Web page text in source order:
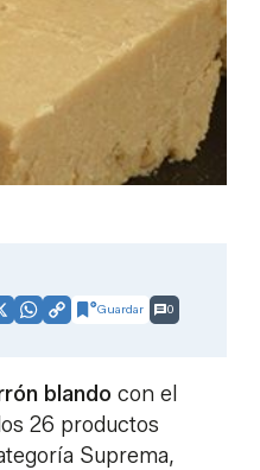
X WhatsApp
CopyGuardar 0
blando con el
26 productos
Suprema,